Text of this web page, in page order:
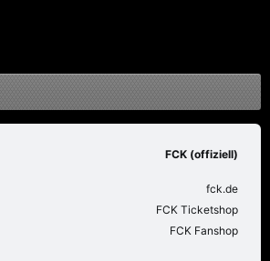
FCK (offiziell)
fck.de
FCK Ticketshop
FCK Fanshop